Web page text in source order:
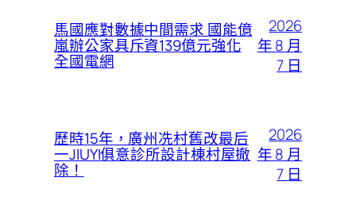
馬國應對數據中間需求 國能億
嵐辦公家具斥資139億元強化
全國電網
2026
年 8 月
7 日
歷時15年，廣州冼村舊改最后
一JIUYI俱意診所設計棟村屋撤
除！
2026
年 8 月
7 日